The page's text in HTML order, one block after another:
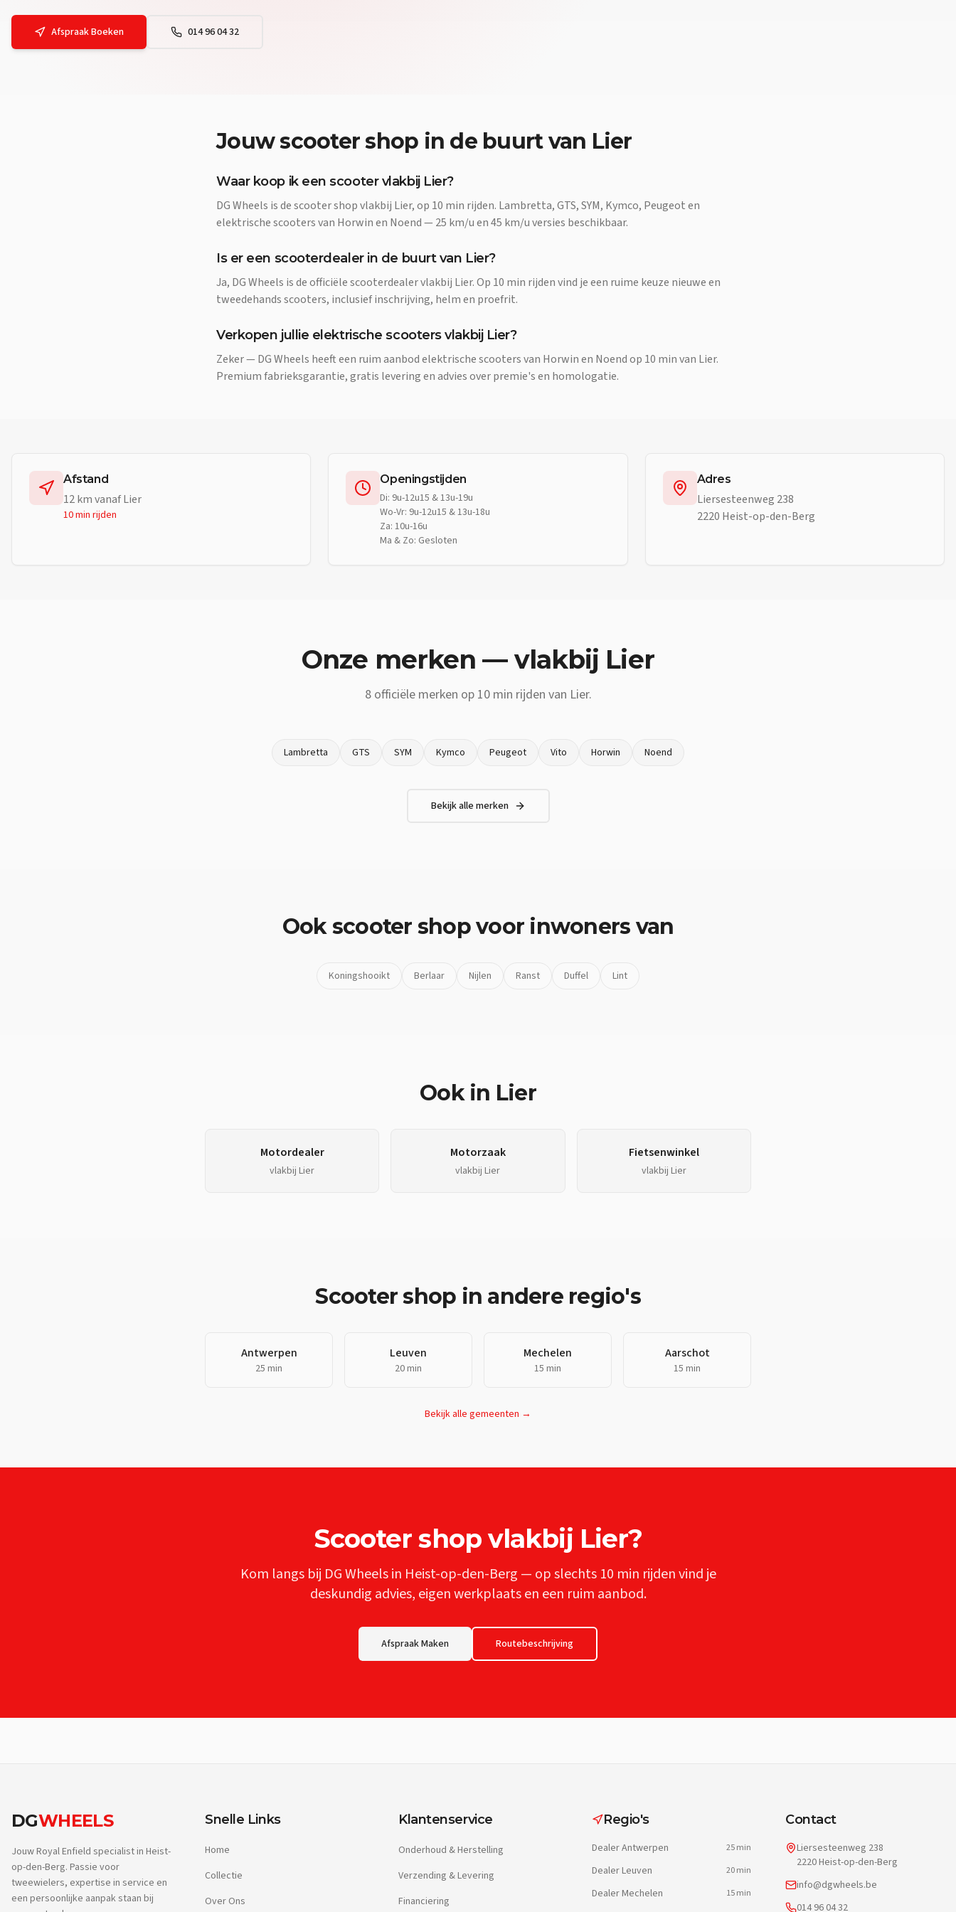
Afspraak Boeken 014 96 04 32
Jouwscooter shop in de buurt van Lier
Waar koop ik een scooter vlakbij Lier?
DG Wheels is de scooter shop vlakbij Lier, op 10 min rijden. Lambretta, GTS, SYM, Kymco, Peugeot en
elektrische scooters van Horwin en Noend — 25 km/u en 45 km/u versies beschikbaar.
Is er een scooterdealer in de buurt van Lier?
Ja, DG Wheels is de officiële scooterdealer vlakbij Lier. Op 10 min rijden vind je een ruime keuze nieuwe en
tweedehands scooters, inclusief inschrijving, helm en proefrit.
Verkopen jullie elektrische scooters vlakbij Lier?
Zeker — DG Wheels heeft een ruim aanbod elektrische scooters van Horwin en Noend op 10 min van Lier.
Premium fabrieksgarantie, gratis levering en advies over premie's en homologatie.
Afstand
12km vanafLier
10 min rijden
Openingstijden
Di: 9u-12u15 & 13u-19u
Wo-Vr: 9u-12u15 & 13u-18u
Za: 10u-16u
Ma & Zo: Gesloten
Adres
Liersesteenweg 238
2220 Heist-op-den-Berg
Onze merken — vlakbij Lier
8officiële merken op 10 min rijden van Lier.
Lambretta GTS SYM Kymco Peugeot Vito Horwin Noend
Bekijk alle merken
Ookscooter shopvoor inwoners van
Koningshooikt Berlaar Nijlen Ranst Duffel Lint
Ook in Lier
Motordealer
vlakbijLier
Motorzaak
vlakbijLier
Fietsenwinkel
vlakbij Lier
Scooter shop in andere regio's
Antwerpen
25 min
Leuven
20 min
Mechelen
15 min
Aarschot
15 min
Bekijk alle gemeenten →
Scooter shopvlakbij Lier?
Kom langs bij DG Wheels in Heist-op-den-Berg — op slechts 10 min rijden vind je
deskundig advies, eigen werkplaats en een ruim aanbod.
Afspraak Maken Routebeschrijving
DGWHEELS
Jouw Royal Enfield specialist in Heist-
op-den-Berg. Passie voor
tweewielers, expertise in service en
een persoonlijke aanpak staan bij
Snelle Links
Home
Collectie
Over Ons
Klantenservice
Onderhoud & Herstelling
Verzending & Levering
Financiering
Regio's
DealerAntwerpen 25 min
DealerLeuven 20 min
DealerMechelen 15 min
Contact
Liersesteenweg 238
2220 Heist-op-den-Berg
info@dgwheels.be
014 96 04 32